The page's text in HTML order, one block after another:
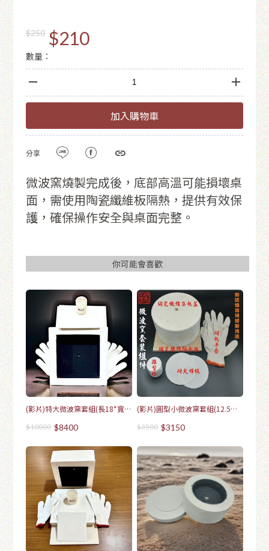
$250 $210
數量：
加入購物車
分享
微波窯燒製完成後，底部高溫可能損壞桌
面，需使用陶瓷纖維板隔熱，提供有效保
護，確保操作安全與桌面完整。
你可能會喜歡
(影片)特大微波窯套組(長18*寬
$10000 $8400
(影片)圓型小微波窯套組(12.5直
$3500 $3150